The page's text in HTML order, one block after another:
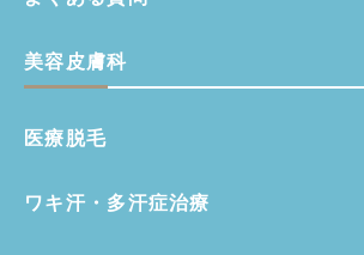
美容皮膚科
医療脱毛
ワキ汗・多汗症治療